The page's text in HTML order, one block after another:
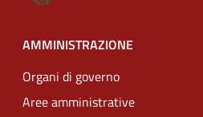
AMMINISTRAZIONE
Organi di governo
Aree amministrative